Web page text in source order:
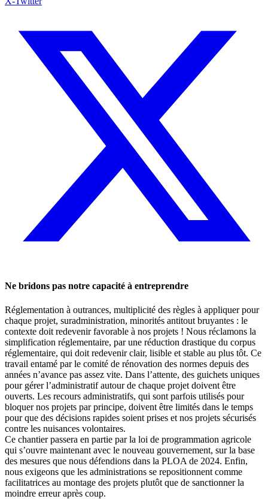
Ne bridons pas notre capacité à entreprendre
Réglementation à outrances, multiplicité des règles à appliquer pour
chaque projet, suradministration, minorités antitout bruyantes : le
contexte doit redevenir favorable à nos projets ! Nous réclamons la
simplification réglementaire, par une réduction drastique du corpus
réglementaire, qui doit redevenir clair, lisible et stable au plus tôt. Ce
travail entamé par le comité de rénovation des normes depuis des
années n’avance pas assez vite. Dans l’attente, des guichets uniques
pour gérer l’administratif autour de chaque projet doivent être
ouverts. Les recours administratifs, qui sont parfois utilisés pour
bloquer nos projets par principe, doivent être limités dans le temps
pour que des décisions rapides soient prises et nos projets sécurisés
contre les nuisances volontaires.
Ce chantier passera en partie par la loi de programmation agricole
qui s’ouvre maintenant avec le nouveau gouvernement, sur la base
des mesures que nous défendions dans la PLOA de 2024. Enfin,
nous exigeons que les administrations se repositionnent comme
facilitatrices au montage des projets plutôt que de sanctionner la
moindre erreur après coup.